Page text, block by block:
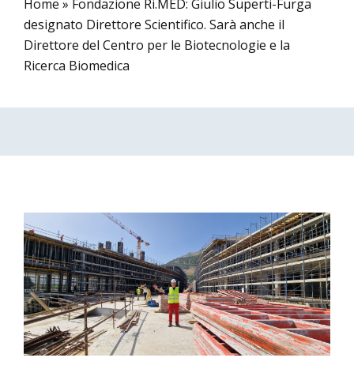
Home » Fondazione Ri.MED: Giulio Superti-Furga
designato Direttore Scientifico. Sarà anche il
Direttore del Centro per le Biotecnologie e la
Ricerca Biomedica